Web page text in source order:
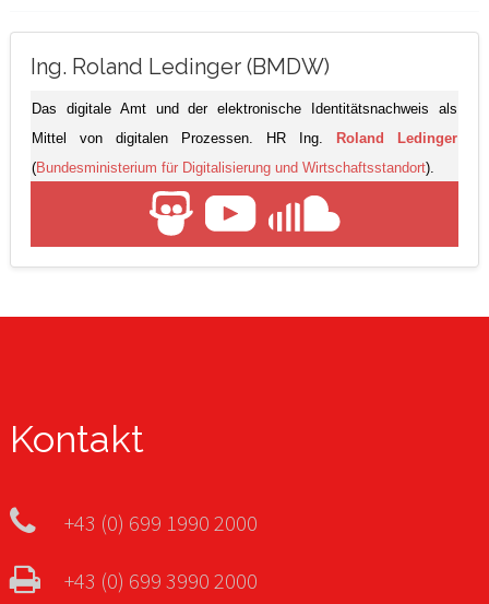
Ing. Roland Ledinger (BMDW)
Das digitale Amt und der elektronische Identitätsnachweis als
Mittel von digitalen Prozessen. HR Ing.
Roland Ledinger
(Bundesministerium für Digitalisierung und Wirtschaftsstandort).
Kontakt
+43 (0) 699 1990 2000
+43 (0) 699 3990 2000